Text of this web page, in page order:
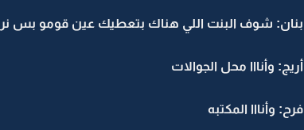
بنان: شوف البنت اللي هناك بتعطيك عين قومو بس نروح
أريج: وأنااا محل الجوالات
فرح: وأنااا المكتبه